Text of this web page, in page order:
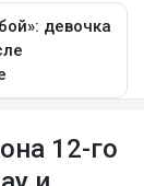
12-го